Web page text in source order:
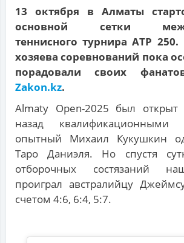
13 октября в Алматы
основной сетки
теннисного турнира ATP
хозяева соревнований пока
порадовали своих
Zakon.kz.
Almaty Open-2025 был
назад квалификационными
опытный Михаил Кукушкин
Таро Даниэля. Но спустя
отборочных состязаний
проиграл австралийцу
счетом 4:6, 6:4, 5:7.